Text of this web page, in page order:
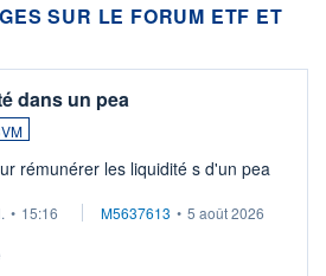
SUR LE FORUM ETF ET
dans un pea
rémunérer les liquidité s d'un pea
• 15:16 M5637613 • 5 août 2026